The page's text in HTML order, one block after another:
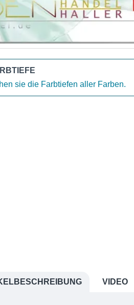
sie die Farbtiefen aller Farben.
VIDEO